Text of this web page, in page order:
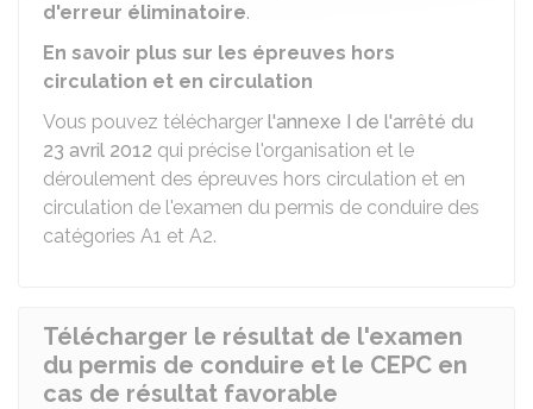
d'erreur éliminatoire.
En savoir plus sur les épreuves hors
circulation et en circulation
Vous pouvez télécharger l'annexe I de l'arrêté du
23 avril 2012 qui précise l'organisation et le
déroulement des épreuves hors circulation et en
circulation de l'examen du permis de conduire des
catégories A1 et A2.
Télécharger le résultat de l'examen
du permis de conduire et le CEPC en
cas de résultat favorable